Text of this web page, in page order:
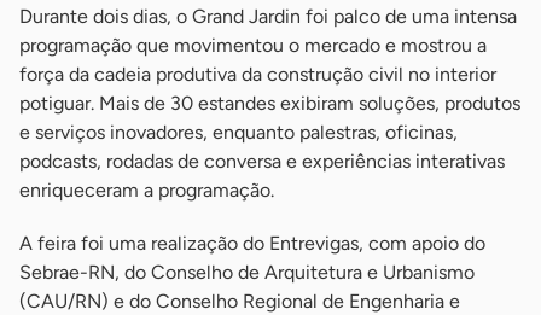
Durante dois dias, o Grand Jardin foi palco de uma intensa
programação que movimentou o mercado e mostrou a
força da cadeia produtiva da construção civil no interior
potiguar. Mais de 30 estandes exibiram soluções, produtos
e serviços inovadores, enquanto palestras, oficinas,
podcasts, rodadas de conversa e experiências interativas
enriqueceram a programação.
A feira foi uma realização do Entrevigas, com apoio do
Sebrae-RN, do Conselho de Arquitetura e Urbanismo
(CAU/RN) e do Conselho Regional de Engenharia e